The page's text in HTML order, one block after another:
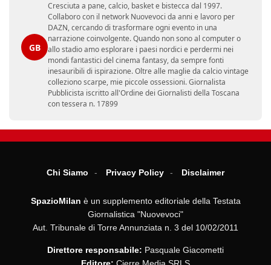
GB
Cresciuta a pane, calcio, basket e bistecca dal 1997.
Collaboro con il network Nuovevoci da anni e lavoro per
DAZN, cercando di trasformare ogni evento in una
narrazione coinvolgente. Quando non sono al computer o
allo stadio amo esplorare i paesi nordici e perdermi nei
mondi fantastici del cinema fantasy, da sempre fonti
inesauribili di ispirazione. Oltre alle maglie da calcio vintage
colleziono scarpe, mie piccole ossessioni. Giornalista
Pubblicista iscritto all'Ordine dei Giornalisti della Toscana
con tessera n. 17899
Chi Siamo Privacy Policy Disclaimer
SpazioMilan è un supplemento editoriale della Testata
Giornalistica "Nuovevoci"
Aut. Tribunale di Torre Annunziata n. 3 del 10/02/2011
Direttore responsabile: Pasquale Giacometti